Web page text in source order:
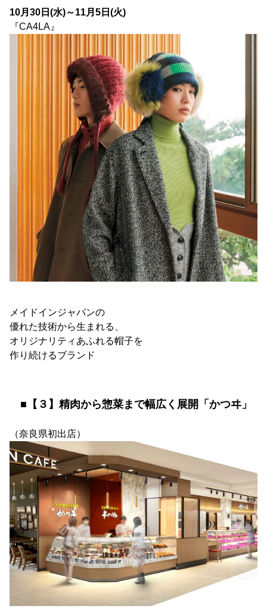
10月30日(水)～11月5日(火)
『CA4LA』
メイドインジャパンの
優れた技術から生まれる、
オリジナリティあふれる帽子を
作り続けるブランド
■【３】精肉から惣菜まで幅広く展開「かつヰ」
（奈良県初出店）